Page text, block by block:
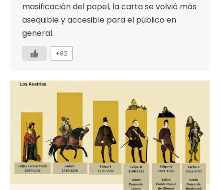
masificación del papel, la carta se volvió más
asequible y accesible para el público en
general.
+82